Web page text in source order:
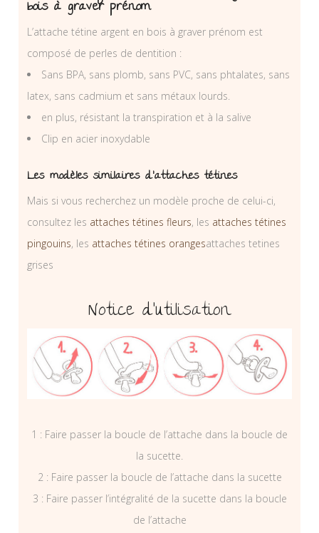
bois à graver prénom
L’attache tétine argent en bois à graver prénom est
composé de perles de dentition :
Sans BPA, sans plomb, sans PVC, sans phtalates, sans
latex, sans cadmium et sans métaux lourds.
en plus, résistant la transpiration et à la salive
Clip en acier inoxydable
Les modèles similaires d’attaches tétines
Mais si vous recherchez un modèle proche de celui-ci,
consultez les attaches tétines fleurs, les attaches tétines
pingouins, les attaches tétines orangesattaches tetines
grises
Notice d’utilisation
1 : Faire passer la boucle de l’attache dans la boucle de
la sucette.
2 : Faire passer la boucle de l’attache dans la sucette
3 : Faire passer l’intégralité de la sucette dans la boucle
de l’attache